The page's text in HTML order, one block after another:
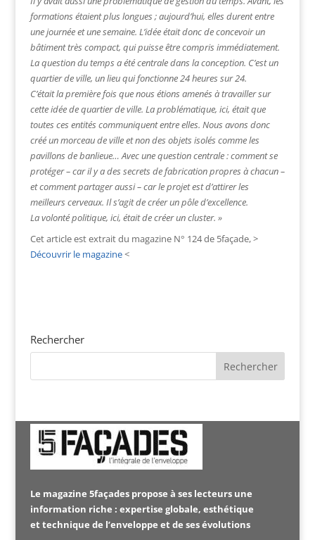
formations étaient plus longues ; aujourd’hui, elles durent entre
une journée et une semaine. L’idée était donc de concevoir un
bâtiment très compact, qui puisse être compris immédiatement.
La question du temps a été centrale dans la conception. C’est un
quartier de ville, un lieu qui fonctionne 24 heures sur 24.
C’était la première fois que nous étions amenés à travailler sur
cette idée de quartier de ville. La problématique, ici, était que
toutes ces entités communiquent entre elles. Nous avons donc
créé un morceau de ville et non des objets isolés comme les
pavillons de banlieue… Avec une question centrale : comment se
protéger – car il y a des secrets de fabrication propres à chacun –
et comment partager aussi – car le projet est d’attirer les
meilleurs cerveaux. Il s’agit de créer un pôle d’excellence.
La volonté politique, ici, était de créer un cluster. »
Cet article est extrait du magazine N° 124 de 5façade, >
Découvrir le magazine<
Rechercher
Le magazine 5façades propose à ses lecteurs une
information riche : expertise globale, esthétique
et technique de l’enveloppe et de ses évolutions